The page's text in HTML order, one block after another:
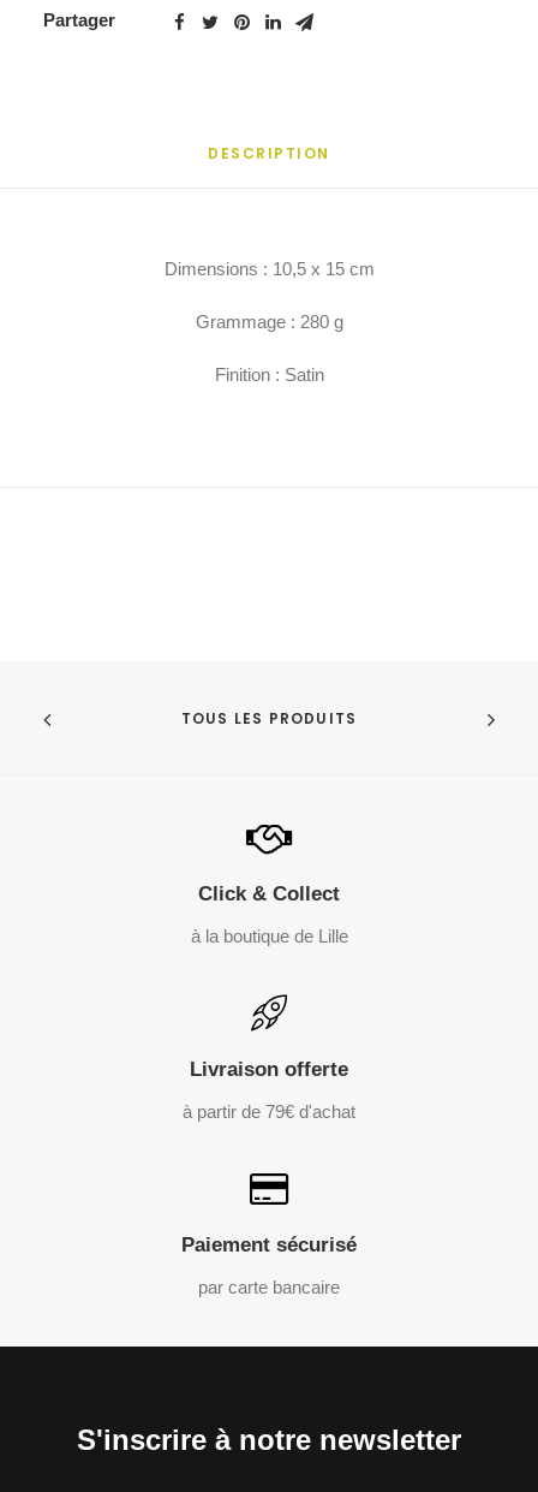
Partager
DESCRIPTION
Dimensions : 10,5 x 15 cm
Grammage : 280 g
Finition : Satin
TOUS LES PRODUITS
Click & Collect
à la boutique de Lille
Livraison offerte
à partir de 79€ d'achat
Paiement sécurisé
par carte bancaire
S'inscrire à notre newsletter